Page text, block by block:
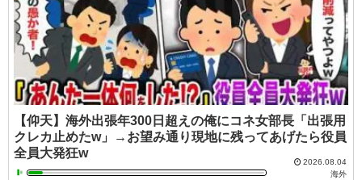
【仰天】海外出張年300日超えの俺にコネ女部長「出張用
クレカ止めたw」→お望み通り現地に残ってあげたら役員
全員大発狂w
2026.08.04
海外